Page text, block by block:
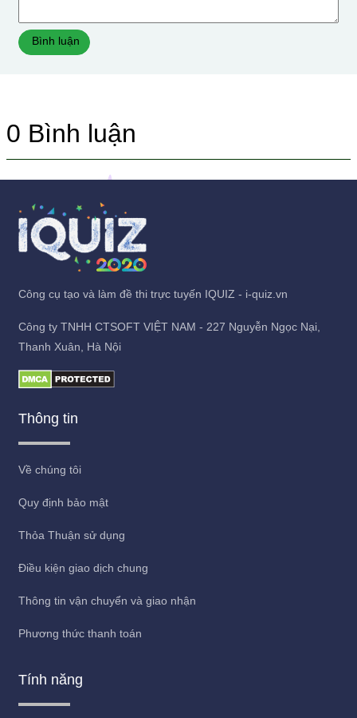
Bình luận
0 Bình luận
Công cụ tạo và làm đề thi trực tuyến IQUIZ - i-quiz.vn
Công ty TNHH CTSOFT VIỆT NAM - 227 Nguyễn Ngọc Nại,
Thanh Xuân, Hà Nội
Thông tin
Về chúng tôi
Quy định bảo mật
Thỏa Thuận sử dụng
Điều kiện giao dịch chung
Thông tin vận chuyển và giao nhận
Phương thức thanh toán
Tính năng